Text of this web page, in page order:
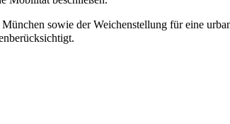
sowie der Weichenstellung für eine